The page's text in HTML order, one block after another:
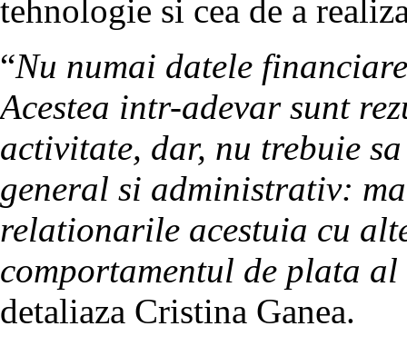
tehnologie si cea de a
“Nu numai datele
Acestea intr-adevar sunt
activitate, dar, nu trebuie
general si administrativ:
relationarile acestuia cu
comportamentul de plata
detaliaza Cristina Ganea.